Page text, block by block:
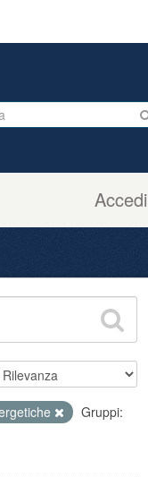
Accedi
Gruppi: